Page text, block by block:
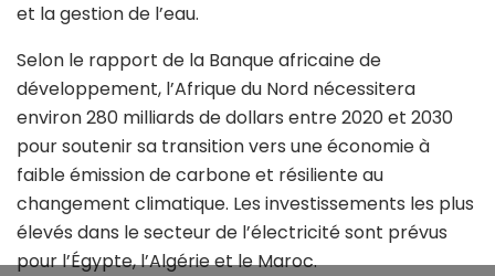
et la gestion de l’eau.
Selon le rapport de la Banque africaine de
développement, l’Afrique du Nord nécessitera
environ 280 milliards de dollars entre 2020 et 2030
pour soutenir sa transition vers une économie à
faible émission de carbone et résiliente au
changement climatique. Les investissements les plus
élevés dans le secteur de l’électricité sont prévus
pour l’Égypte, l’Algérie et le Maroc.